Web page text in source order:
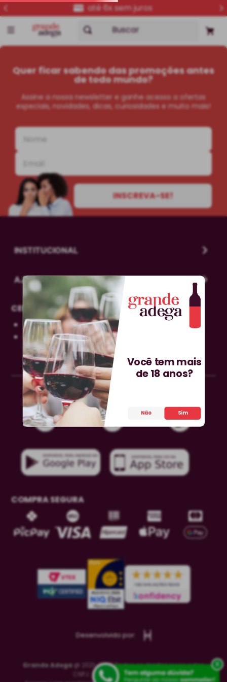
até 6x sem juros
Buscar
x
Quer ficar sabendo das promoções antes
de todo mundo?
Assine a nossa newsletter e ganhe acesso a ofertas
especiais, novidades, dicas, curiosidades e muito mais!
INSCREVA-SE!
INSTITUCIONAL
AJUDA
CENTRAL DE DÚVIDAS
0800-606-0566
sac@grandeadega.com.br
Segunda à sexta, das 9h às 12h e das 13h às
18h.
COMPRA SEGURA
Desenvolvido por:
Grande Adega @ 2021-2023 Todos os direitos reservados
CNPJ: 26.253.785/0001-06
Você tem mais
de 18 anos?
Não Sim